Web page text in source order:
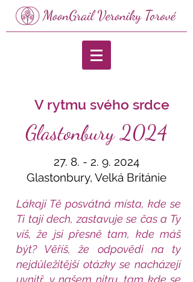
V rytmu svého srdce
Glastonbury 2024
27. 8. - 2. 9. 2024
Glastonbury, Velká Británie
Lákají Tě posvátná místa, kde se
Ti tají dech, zastavuje se čas a Ty
víš, že jsi přesně tam, kde máš
být? Věříš, že odpovědi na ty
nejdůležitější otázky se nacházejí
uvnitř, v našem nitru, tam kde se